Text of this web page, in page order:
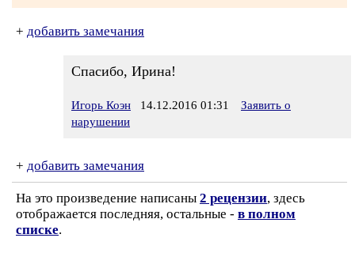
+ добавить замечания
Спасибо, Ирина!
Игорь Коэн 14.12.2016 01:31
Заявить о
нарушении
+ добавить замечания
На это произведение написаны 2 рецензии, здесь
отображается последняя, остальные - в полном
списке.